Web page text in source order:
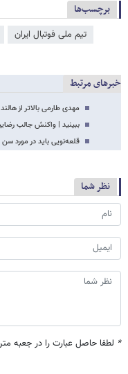
برچسب‌ها
تیم ملی فوتبال ایران
خبرهای مرتبط
مهدی طارمی بالاتر از
ببینید | واکنش جالب
قلعه‌نویی باید در مورد
نظر شما
* لطفا حاصل عبارت را در جعبه